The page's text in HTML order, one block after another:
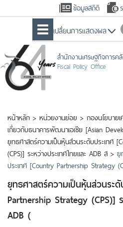
ข้อมูลสถิติ
เปลื่ยนการแสดงผล
สำนักงานเศรษฐกิจการค
Fiscal Policy Office
หน้าหลัก > หน่วยงานย่อย > กองนโยบาย
เกี่ยวกับธนาคารพัฒนาเอเชีย [Asian
ยุทธศาสตร์ความเป็นหุ้นส่วนระดับประเทศ
(CPS)] ระหว่างประเทศไทยและ ADB ส > ยุ
ประเทศ [Country Partnership Strategy
ยุทธศาสตร์ความเป็นหุ้นส่วนระ
Partnership Strategy (CPS)]
ADB (